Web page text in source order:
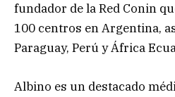
fundador de la Red Conin
100 centros en Argentina,
Paraguay, Perú y África
Albino es un destacado